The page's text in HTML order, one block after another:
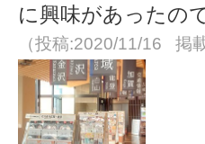
に興味があったの
（投稿:2020/11/16 掲